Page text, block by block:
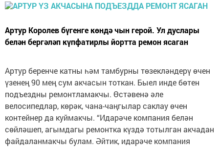
Артур Королев бүгенге көндә чын герой. Ул дуслары
белән бергәләп күпфатирлы йортта ремон ясаган
Артур беренче катны һәм тамбурны төзекләндерү өчен
үзенең 90 мең сум акчасын тоткан. Быел инде бөтен
подъездны ремонтламакчы. Өстәвенә әле
велосипедлар, көрәк, чана-чаңгылар саклау өчен
контейнер да куймакчы. “Идарәче компания белән
сөйләшеп, агымдагы ремонтка күздә тотылган акчадан
файдаланмакчы булам. Әйтик, идарәче компания